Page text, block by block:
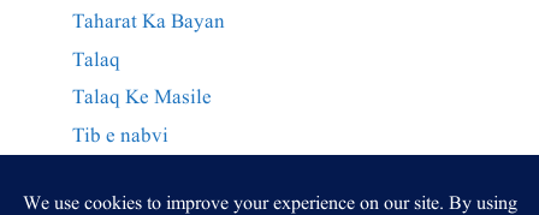
Taharat Ka Bayan
Talaq
Talaq Ke Masile
Tib e nabvi